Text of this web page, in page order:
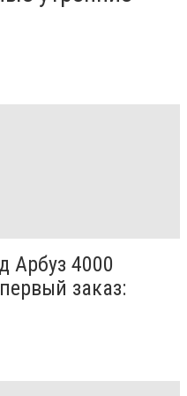
Арбуз 4000
заказ: